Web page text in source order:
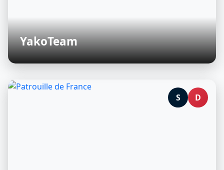
YakoTeam
S D